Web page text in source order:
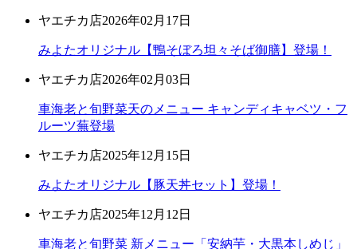
ヤエチカ店2026年02月17日
みよたオリジナル【鴨そぼろ坦々そば御膳】登場！
ヤエチカ店2026年02月03日
車海老と旬野菜天のメニュー キャンディキャベツ・フ
ルーツ蕪登場
ヤエチカ店2025年12月15日
みよたオリジナル【豚天丼セット】登場！
ヤエチカ店2025年12月12日
車海老と旬野菜 新メニュー「安納芋・大黒本しめじ」